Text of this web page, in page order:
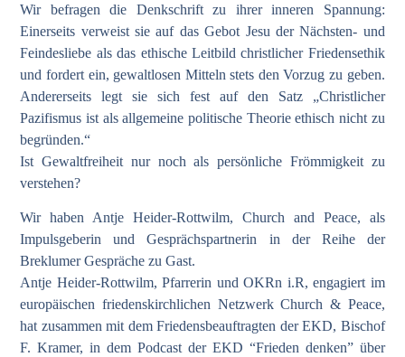
Wir befragen die Denkschrift zu ihrer inneren Spannung:
Einerseits verweist sie auf das Gebot Jesu der Nächsten- und
Feindesliebe als das ethische Leitbild christlicher Friedensethik
und fordert ein, gewaltlosen Mitteln stets den Vorzug zu geben.
Andererseits legt sie sich fest auf den Satz „Christlicher
Pazifismus ist als allgemeine politische Theorie ethisch nicht zu
begründen.“
Ist Gewaltfreiheit nur noch als persönliche Frömmigkeit zu
verstehen?
Wir haben Antje Heider-Rottwilm, Church and Peace, als
Impulsgeberin und Gesprächspartnerin in der Reihe der
Breklumer Gespräche zu Gast.
Antje Heider-Rottwilm, Pfarrerin und OKRn i.R, engagiert im
europäischen friedenskirchlichen Netzwerk Church & Peace,
hat zusammen mit dem Friedensbeauftragten der EKD, Bischof
F. Kramer, in dem Podcast der EKD “Frieden denken” über